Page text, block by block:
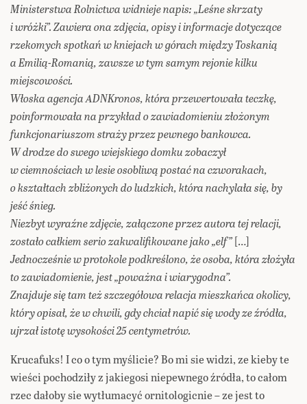
Ministerstwa Rolnictwa widnieje napis: „Leśne skrzaty
i wróżki”. Zawiera ona zdjęcia, opisy i informacje dotyczące
rzekomych spotkań w kniejach w górach między Toskanią
a Emilią-Romanią, zawsze w tym samym rejonie kilku
miejscowości.
Włoska agencja ADNKronos, która przewertowała teczkę,
poinformowała na przykład o zawiadomieniu złożonym
funkcjonariuszom straży przez pewnego bankowca.
W drodze do swego wiejskiego domku zobaczył
w ciemnościach w lesie osobliwą postać na czworakach,
o kształtach zbliżonych do ludzkich, która nachylała się, by
jeść śnieg.
Niezbyt wyraźne zdjęcie, załączone przez autora tej relacji,
zostało całkiem serio zakwalifikowane jako „elf”[…]
Jednocześnie w protokole podkreślono, że osoba, która złożyła
to zawiadomienie, jest „poważna i wiarygodna”.
Znajduje się tam też szczegółowa relacja mieszkańca okolicy,
który opisał, że w chwili, gdy chciał napić się wody ze źródła,
ujrzał istotę wysokości 25 centymetrów.
Krucafuks! I co o tym myślicie? Bo mi sie widzi, ze kieby te
wieści pochodziły z jakiegosi niepewnego źródła, to całom
rzec dałoby sie wytłumacyć ornitologicnie – ze jest to